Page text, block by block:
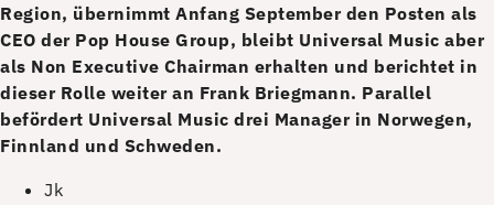
Region, übernimmt Anfang September den Posten als
CEO der Pop House Group, bleibt Universal Music aber
als Non Executive Chairman erhalten und berichtet in
dieser Rolle weiter an Frank Briegmann. Parallel
befördert Universal Music drei Manager in Norwegen,
Finnland und Schweden.
Jk